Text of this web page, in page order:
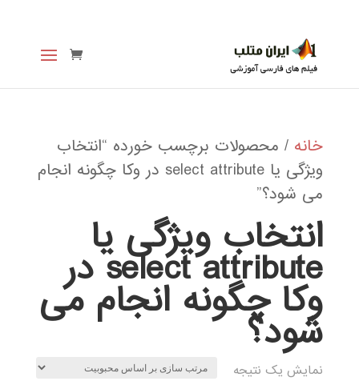
خانه / محصولات برچسب خورده “انتخاب
ویژگی یا select attribute در وکا چگونه انجام
می شود؟”
انتخاب ویژگی یا
select attribute در
وکا چگونه انجام می
شود؟
نمایش یک نتیجه